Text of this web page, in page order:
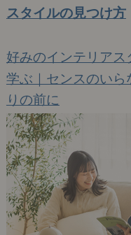
スタイルの見つけ方
好みのインテリア
学ぶ｜センスのいら
りの前に